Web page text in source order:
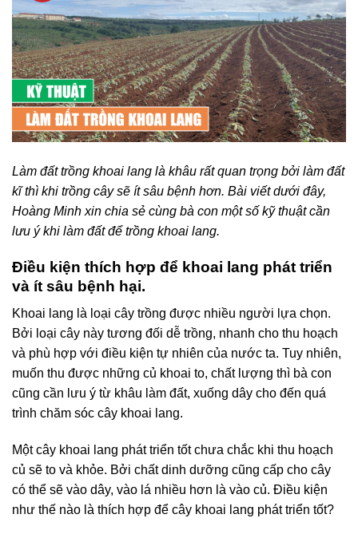
Làm đất trồng khoai lang là khâu rất quan trọng bởi làm đất
kĩ thì khi trồng cây sẽ ít sâu bệnh hơn. Bài viết dưới đây,
Hoàng Minh xin chia sẻ cùng bà con một số kỹ thuật cần
lưu ý khi làm đất để trồng khoai lang.
Điều kiện thích hợp để khoai lang phát triển
và ít sâu bệnh hại.
Khoai lang là loại cây trồng được nhiều người lựa chọn.
Bởi loại cây này tương đối dễ trồng, nhanh cho thu hoạch
và phù hợp với điều kiện tự nhiên của nước ta. Tuy nhiên,
muốn thu được những củ khoai to, chất lượng thì bà con
cũng cần lưu ý từ khâu làm đất, xuống dây cho đến quá
trình chăm sóc cây khoai lang.
Một cây khoai lang phát triển tốt chưa chắc khi thu hoạch
củ sẽ to và khỏe. Bởi chất dinh dưỡng cũng cấp cho cây
có thể sẽ vào dây, vào lá nhiều hơn là vào củ. Điều kiện
như thế nào là thích hợp để cây khoai lang phát triển tốt?